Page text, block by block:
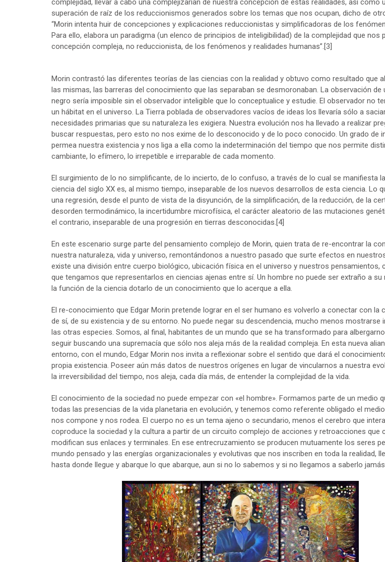
complejidad, llevar a cabo una complejizarían de nuestra concepción de estas realidades, así como
superación de raíz de los reduccionismos generados sobre los temas que nos ocupan, dicho de
“Morin intenta huir de concepciones y explicaciones reduccionistas y simplificadoras de los
Para ello, elabora un paradigma (un elenco de principios de inteligibilidad) de la complejidad que nos
concepción compleja, no reduccionista, de los fenómenos y realidades humanas”.[3]
Morin contrastó las diferentes teorías de las ciencias con la realidad y obtuvo como resultado que
las mismas, las barreras del conocimiento que las separaban se desmoronaban. La observación de
negro sería imposible sin el observador inteligible que lo conceptualice y estudie. El observador no
un hábitat en el universo. La Tierra poblada de observadores vacíos de ideas los llevaría sólo a
necesidades primarias que su naturaleza les exigiera. Nuestra evolución nos ha llevado a realizar
buscar respuestas, pero esto no nos exime de lo desconocido y de lo poco conocido. Un grado de
permea nuestra existencia y nos liga a ella como la indeterminación del tiempo que nos permite
cambiante, lo efímero, lo irrepetible e irreparable de cada momento.
El surgimiento de lo no simplificante, de lo incierto, de lo confuso, a través de lo cual se manifiesta
ciencia del siglo XX es, al mismo tiempo, inseparable de los nuevos desarrollos de esta ciencia. Lo
una regresión, desde el punto de vista de la disyunción, de la simplificación, de la reducción, de la
desorden termodinámico, la incertidumbre microfísica, el carácter aleatorio de las mutaciones
el contrario, inseparable de una progresión en tierras desconocidas.[4]
En este escenario surge parte del pensamiento complejo de Morin, quien trata de re-encontrar la
nuestra naturaleza, vida y universo, remontándonos a nuestro pasado que surte efectos en
existe una división entre cuerpo biológico, ubicación física en el universo y nuestros pensamientos,
que tengamos que representarlos en ciencias ajenas entre sí. Un hombre no puede ser extraño a su
la función de la ciencia dotarlo de un conocimiento que lo acerque a ella.
El re-conocimiento que Edgar Morin pretende lograr en el ser humano es volverlo a conectar con la
de sí, de su existencia y de su entorno. No puede negar su descendencia, mucho menos mostrarse
las otras especies. Somos, al final, habitantes de un mundo que se ha transformado para
seguir buscando una supremacía que sólo nos aleja más de la realidad compleja. En esta nueva
entorno, con el mundo, Edgar Morin nos invita a reflexionar sobre el sentido que dará el
propia existencia. Poseer aún más datos de nuestros orígenes en lugar de vincularnos a nuestra
la irreversibilidad del tiempo, nos aleja, cada día más, de entender la complejidad de la vida.
El conocimiento de la sociedad no puede empezar con «el hombre». Formamos parte de un medio
todas las presencias de la vida planetaria en evolución, y tenemos como referente obligado el
nos compone y nos rodea. El cuerpo no es un tema ajeno o secundario, menos el cerebro que
coproduce la sociedad y la cultura a partir de un circuito complejo de acciones y retroacciones que
modifican sus enlaces y terminales. En ese entrecruzamiento se producen mutuamente los seres
mundo pensado y las energías organizacionales y evolutivas que nos inscriben en toda la realidad,
hasta donde llegue y abarque lo que abarque, aun si no lo sabemos y si no llegamos a saberlo